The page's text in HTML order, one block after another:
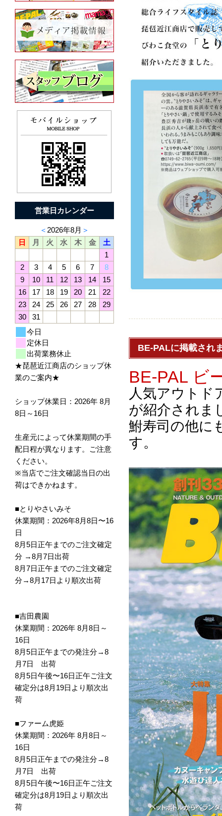
営業日カレンダー
＜ 2026年8月 ＞
日
月 火 水 木 金
土
1
2
3 4 5 6 7
8
9
10 11 12 13 14
15
16
17 18 19 20 21
22
23
24 25 26 27 28
29
30
31
今日
定休日
出荷業務休止
★琵琶近江商店のショップ休
業のご案内★
ショップ休業日：2026年 8月
8日～16日
生産元によって休業期間の手
配日程が異なります。ご注意
ください。
※当店でご注文確認当日の出
荷はできかねます。
■とりやさいみそ
休業期間：2026年8月8日〜16
日
8月5日正午までのご注文確定
分 →8月7日出荷
8月7日正午までのご注文確定
分→8月17日より順次出荷
■吉田農園
休業期間：2026年 8月8日～
16日
8月5日正午までの発注分→8
月7日 出荷
8月5日午後〜16日正午ご注文
確定分は8月19日より順次出
荷
■ファーム虎姫
休業期間：2026年 8月8日～
16日
8月5日正午までの発注分→8
月7日 出荷
8月5日午後〜16日正午ご注文
確定分は8月19日より順次出
荷
BE-PALに掲載され
BE-PAL ビ
人気アウトド
が紹介されま
鮒寿司の他に
す。